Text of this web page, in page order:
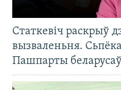
Статкевіч раскрыў
вызваленьня.
Пашпарты